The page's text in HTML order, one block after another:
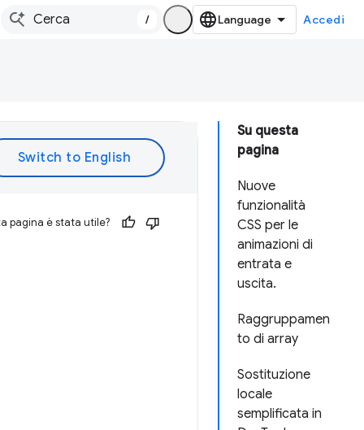
/ Accedi
Su questa
pagina
Nuove
funzionalità
CSS per le
animazioni di
entrata e
uscita.
Raggruppamen
to di array
Sostituzione
locale
semplificata in
pagina è stata utile?